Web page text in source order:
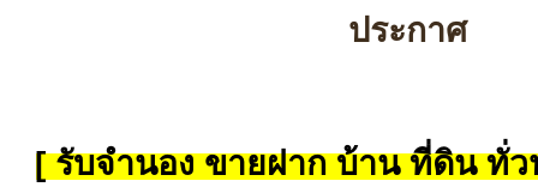
ประกาศ
[ รับจำนอง ขายฝาก บ้าน ที่ดิน ทั่ว